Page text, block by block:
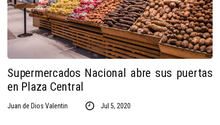
Supermercados Nacional abre sus puertas
en Plaza Central
Juan de Dios Valentin Jul 5, 2020